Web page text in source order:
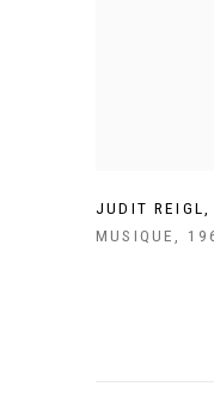
JUDIT REIGL
MUSIQUE,